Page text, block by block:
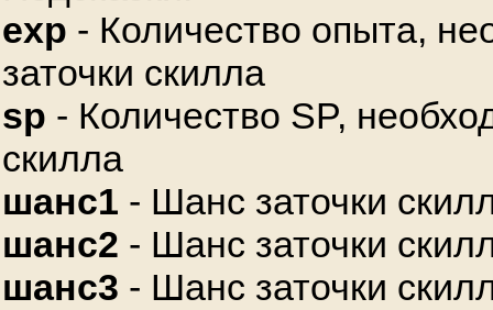
exp - Количество опыта,
заточки скилла
sp - Количество SP,
скилла
шанс1 - Шанс заточки
шанс2 - Шанс заточки
шанс3 - Шанс заточки